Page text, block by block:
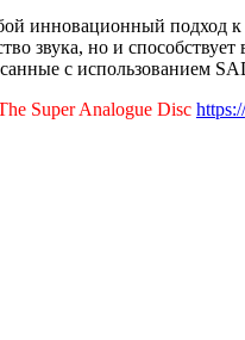
инновационный подход
звука, но и
с использованием
Super Analogue Disc